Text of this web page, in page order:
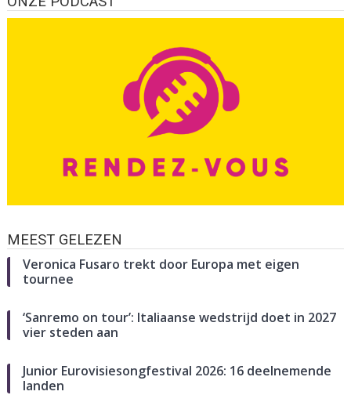
MEEST GELEZEN
Veronica Fusaro trekt door Europa met eigen
tournee
‘Sanremo on tour’: Italiaanse wedstrijd doet in 2027
vier steden aan
Junior Eurovisiesongfestival 2026: 16 deelnemende
landen